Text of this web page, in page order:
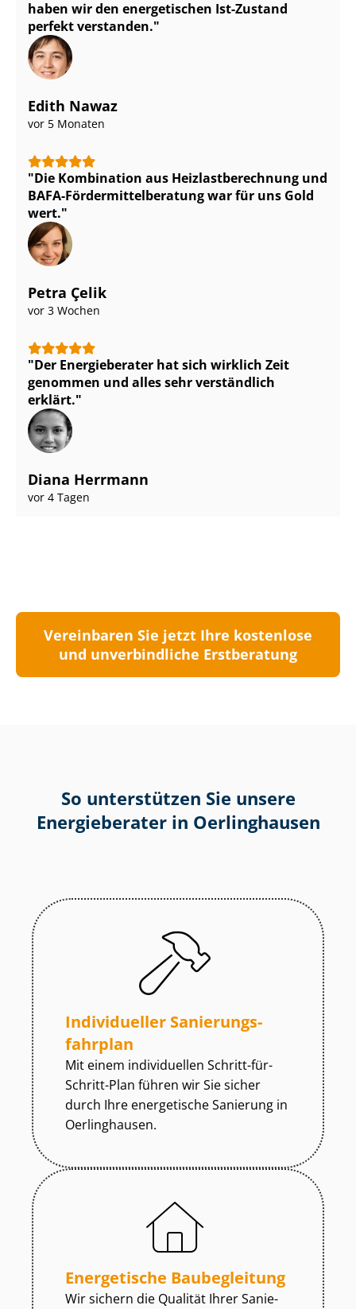
haben wir den energetischen Ist-Zustand
perfekt verstanden.
Edith Nawaz
vor 5 Monaten
Die Kombination aus Heiz­last­be­rech­nung und
BAFA-För­der­mit­tel­be­ra­tung war für uns Gold
wert.
Petra Çelik
vor 3 Wochen
Der Energieberater hat sich wirklich Zeit
genommen und alles sehr verständlich
erklärt.
Diana Herrmann
vor 4 Tagen
Vereinbaren Sie jetzt Ihre kostenlose
und unverbindliche Erstberatung
So unterstützen Sie unsere
Energieberater in Oerlinghausen
Individueller Sa­nie­rungs­
fahr­plan
Mit einem individuellen Schritt-für-
Schritt-Plan führen wir Sie sicher
durch Ihre energetische Sanierung in
Oerlinghausen.
Energetische Baubegleitung
Wir sichern die Qualität Ihrer Sa­nie­